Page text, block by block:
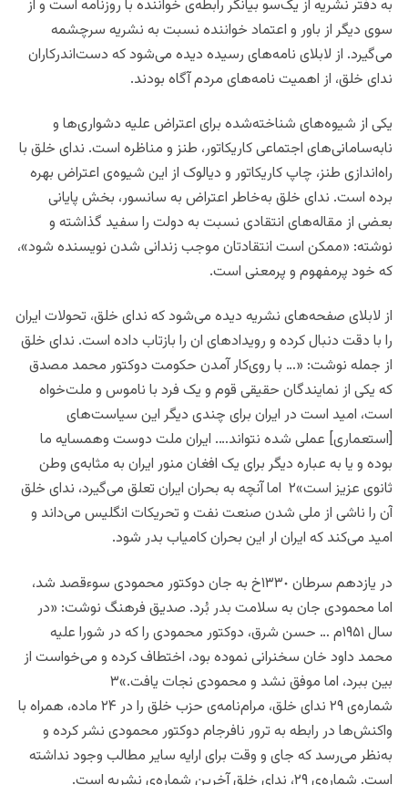
به دفتر نشریه از یک‌سو بیانگر رابطه‌ی خواننده با روزنامه است و از
سوی دیگر از باور و اعتماد خواننده نسبت به نشریه سرچشمه
می‌گیرد. از لابلای نامه‌های رسیده دیده می‌شود که دست‌اندرکاران
ندای خلق، از اهمیت نامه‌های مردم آگاه بودند.
یکی از شیوه‌های شناخته‌شده برای اعتراض علیه دشواری‌ها و
نابه‌سامانی‌های اجتماعی کاریکاتور، طنز و مناظره است. ندای خلق با
راه‌اندازی طنز، چاپ کاریکاتور و دیالوک از این شیوه‌ی اعتراض بهره
برده است. ندای خلق به‌خاطر اعتراض به سانسور، بخش پایانی
بعضی از مقاله‌های انتقادی نسبت به دولت را سفید گذاشته و
نوشته: «ممکن است انتقاد‌تان موجب زندانی شدن نویسنده شود»،
که خود پرمفهوم و پرمعنی است.
از لابلای صفحه‌های نشریه دیده می‌شود که ندای خلق، تحولات ایران
را با دقت دنبال کرده و رویدادهای ان را بازتاب داده است. ندای خلق
از جمله نوشت: «… با روی‌کار آمدن حکومت دوکتور محمد مصدق
که یکی از نمایندگان حقیقی قوم و یک فرد با ناموس و ملت‌خواه
است، امید است در ایران برای چندی دیگر این سیاست‌های
[استعماری] عملی شده نتواند…. ایران ملت دوست وهمسایه ما
بوده و یا به عباره دیگر برای یک افغان منور ایران به مثابه‌ی وطن
ثانوی عزیز است»۲ اما آنچه به بحران ایران تعلق می‌گیرد، ندای خلق
آن را ناشی از ملی شدن صنعت نفت و تحریکات انگلیس می‌داند و
امید می‌کند که ایران ار این بحران کامیاب بدر شود.
در یازدهم سرطان ١٣٣٠خ به جان دوکتور محمودی سوء‌قصد شد،
اما محمودی جان به سلامت بدر بُرد. صدیق فرهنگ نوشت: «در
سال ١٩۵١م … حسن شرق، دوکتور محمودی را که در شورا علیه
محمد داود خان سخنرانی نموده بود، اختطاف کرده و می‌خواست از
بین ببرد، اما موفق نشد و محمودی نجات یافت.»۳
شماره‌ی ۲٩ ندای خلق، مرام‌نامه‌ی حزب خلق را در ٢۴ ماده، همراه با
واکنش‌ها در رابطه به ترور نافرجام دوکتور محمودی نشر کرده و
به‌نظر می‌رسد که جای و وقت برای ارایه سایر مطالب وجود نداشته